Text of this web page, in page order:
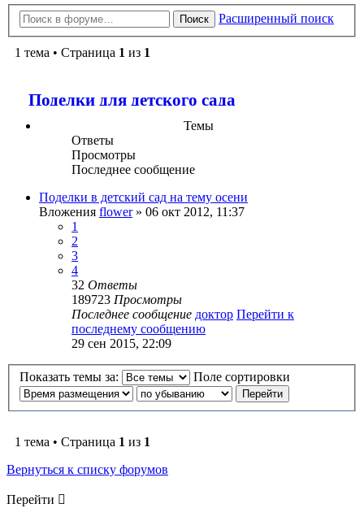
Поиск Расширенный поиск
1 тема • Страница 1 из 1
Поделки для детского сада
Темы
Ответы
Просмотры
Последнее сообщение
Поделки в детский сад на тему осени
Вложения flower» 06 окт 2012, 11:37
1
2
3
4
32 Ответы
189723 Просмотры
Последнее сообщение доктор Перейти к
последнему сообщению
29 сен 2015, 22:09
Показать темы за: Поле сортировки
1 тема • Страница 1 из 1
Вернуться к списку форумов
Перейти